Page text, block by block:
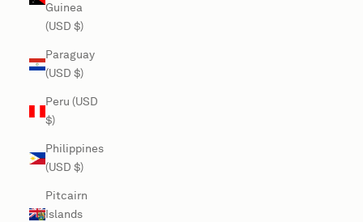
Guinea
(USD $)
Paraguay
(USD $)
Peru (USD
$)
Philippines
(USD $)
Pitcairn
Islands